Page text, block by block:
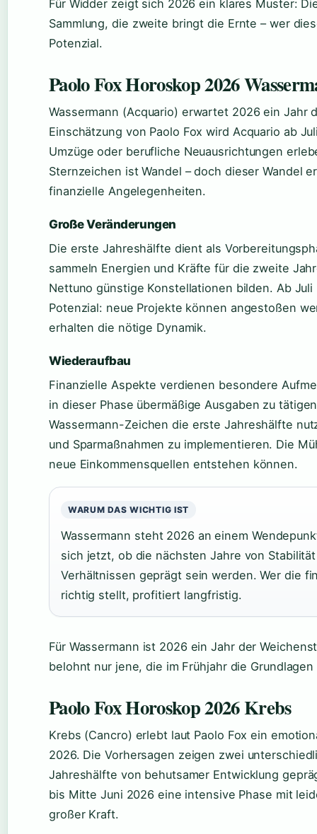
Für Widder zeigt sich 2026 ein klares Muster:
Sammlung, die zweite bringt die Ernte – wer
Potenzial.
Paolo Fox Horoskop 2026
Wassermann (Acquario) erwartet 2026 ein Jahr
Einschätzung von Paolo Fox wird Acquario ab
Umzüge oder berufliche Neuausrichtungen
Sternzeichen ist Wandel – doch dieser Wandel
finanzielle Angelegenheiten.
Große Veränderungen
Die erste Jahreshälfte dient als
sammeln Energien und Kräfte für die zweite
Nettuno günstige Konstellationen bilden. Ab
Potenzial: neue Projekte können angestoßen
erhalten die nötige Dynamik.
Wiederaufbau
Finanzielle Aspekte verdienen besondere
in dieser Phase übermäßige Ausgaben zu
Wassermann-Zeichen die erste Jahreshälfte
und Sparmaßnahmen zu implementieren. Die
neue Einkommensquellen entstehen können.
WARUM DAS WICHTIG IST
Wassermann steht 2026 an einem
sich jetzt, ob die nächsten Jahre von
Verhältnissen geprägt sein werden. Wer die
richtig stellt, profitiert langfristig.
Für Wassermann ist 2026 ein Jahr der
belohnt nur jene, die im Frühjahr die
Paolo Fox Horoskop 2026 Krebs
Krebs (Cancro) erlebt laut Paolo Fox ein
2026. Die Vorhersagen zeigen zwei
Jahreshälfte von behutsamer Entwicklung
bis Mitte Juni 2026 eine intensive Phase mit
großer Kraft.